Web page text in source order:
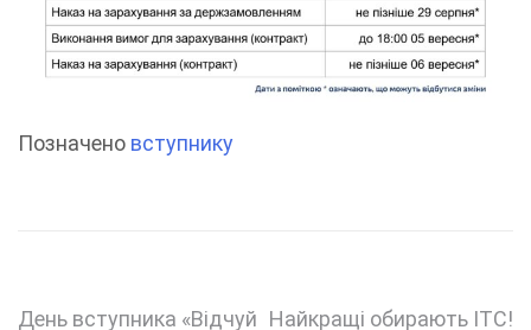
Позначено вступнику
День вступника «Відчуй Найкращі обирають ІТС!